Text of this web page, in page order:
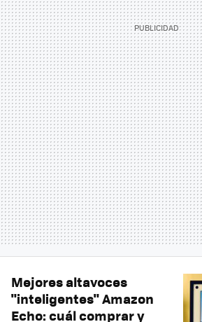
Mejores altavoces
"inteligentes" Amazon
Echo: cuál comprar y